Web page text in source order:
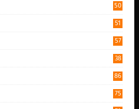
50
51
57
38
86
75